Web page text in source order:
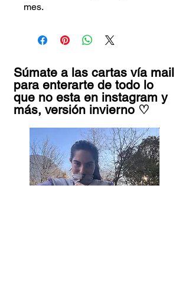
mes.
Súmate a las cartas vía mail
para enterarte de todo lo
que no esta en instagram y
más, versión invierno ♡